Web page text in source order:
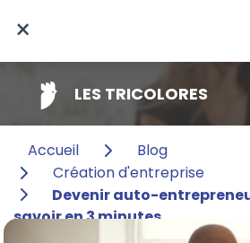
LES TRICOLORES
×
Accueil
Blog
Création d'entreprise
Devenir auto-
savoir en 3 minutes